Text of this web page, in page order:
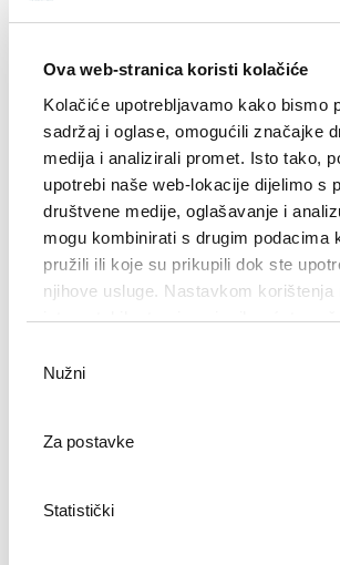
Ova web-stranica koristi kolačiće
Kolačiće upotrebljavamo kako bismo
sadržaj i oglase, omogućili značajke
medija i analizirali promet. Isto tako,
upotrebi naše web-lokacije dijelimo s
društvene medije, oglašavanje i
mogu kombinirati s drugim podacima
pružili ili koje su prikupili dok ste
njihove usluge. Nastavkom korištenja
internetskih stranica vi prihvaćate
pristanka
Nužni
Za postavke
Statistički
zone
rani check-in i kasni check-out (prema
Hotel Bellevue
02.01. - 20.12.